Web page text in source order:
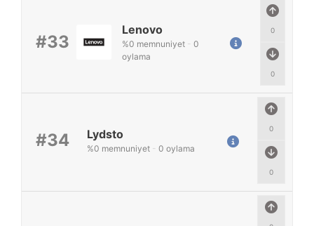
#33
0
0
Lenovo
%0 memnuniyet - 0
oylama
#34
0
0
Lydsto
%0 memnuniyet - 0 oylama